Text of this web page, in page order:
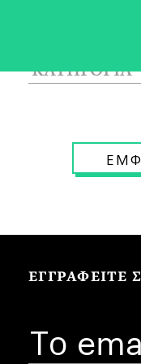
ΕΓΓΡΑΦΕΙΤΕ